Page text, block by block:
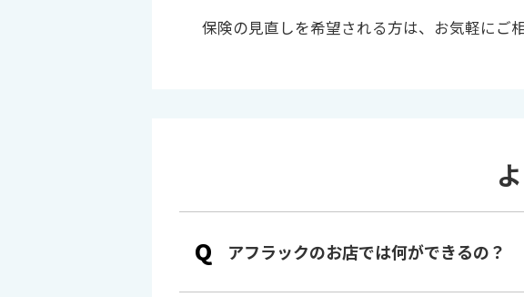
保険の見直しを希望される方は、お気軽にご
Q アフラックのお店では何ができるの？